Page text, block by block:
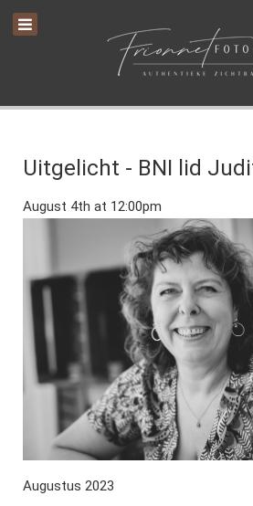
Uitgelicht - BNI lid
August 4th at 12:00pm
Augustus 2023